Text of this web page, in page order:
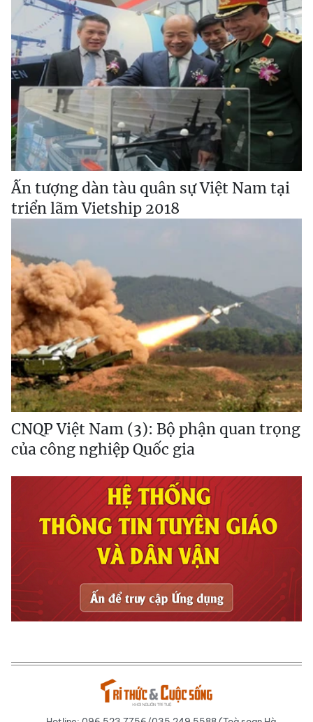
Ấn tượng dàn tàu quân sự Việt Nam tại
triển lãm Vietship 2018
CNQP Việt Nam (3): Bộ phận quan trọng
của công nghiệp Quốc gia